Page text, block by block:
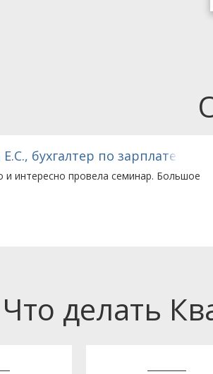
ООО «Страж-Лазер»
понятно, доступно. Спасибо!
Что делать